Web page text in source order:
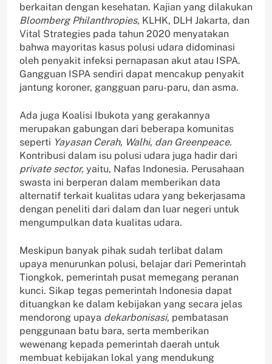
berkaitan dengan kesehatan. Kajian yang dilakukan
Bloomberg Philanthropies, KLHK, DLH Jakarta, dan
Vital Strategies pada tahun 2020 menyatakan
bahwa mayoritas kasus polusi udara didominasi
oleh penyakit infeksi pernapasan akut atau ISPA.
Gangguan ISPA sendiri dapat mencakup penyakit
jantung koroner, gangguan paru-paru, dan asma.
Ada juga Koalisi Ibukota yang gerakannya
merupakan gabungan dari beberapa komunitas
seperti Yayasan Cerah, Walhi, dan Greenpeace.
Kontribusi dalam isu polusi udara juga hadir dari
private sector, yaitu, Nafas Indonesia. Perusahaan
swasta ini berperan dalam memberikan data
alternatif terkait kualitas udara yang bekerjasama
dengan peneliti dari dalam dan luar negeri untuk
mengumpulkan data kualitas udara.
Meskipun banyak pihak sudah terlibat dalam
upaya menurunkan polusi, belajar dari Pemerintah
Tiongkok, pemerintah pusat memegang peranan
kunci. Sikap tegas pemerintah Indonesia dapat
dituangkan ke dalam kebijakan yang secara jelas
mendorong upaya dekarbonisasi, pembatasan
penggunaan batu bara, serta memberikan
wewenang kepada pemerintah daerah untuk
membuat kebijakan lokal yang mendukung